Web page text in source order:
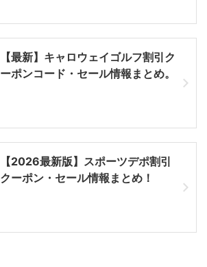
【最新】キャロウェイゴルフ割引ク
ーポンコード・セール情報まとめ。
【2026最新版】スポーツデポ割引
クーポン・セール情報まとめ！